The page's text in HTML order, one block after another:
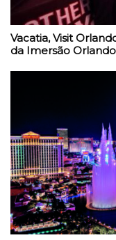
Vacatia, Visit
da Imersão